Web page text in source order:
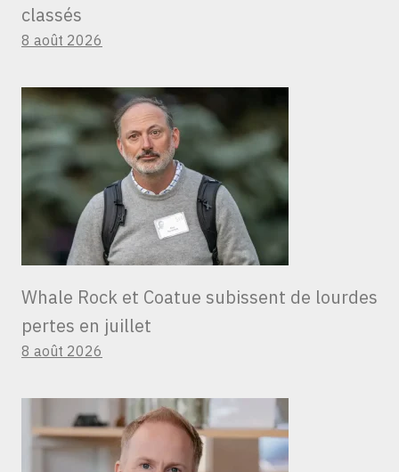
classés
8 août 2026
Whale Rock et Coatue subissent de lourdes
pertes en juillet
8 août 2026